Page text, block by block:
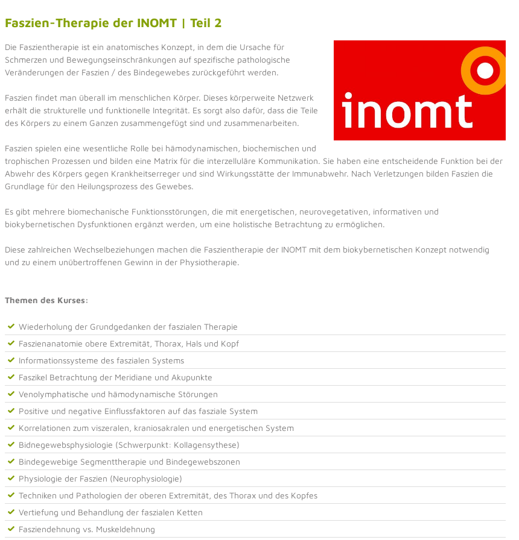
Faszien-Therapie der INOMT | Teil 2
Die Faszientherapie ist ein anatomisches Konzept, in dem die Ursache für
Schmerzen und Bewegungseinschränkungen auf spezifische pathologische
Veränderungen der Faszien / des Bindegewebes zurückgeführt werden.
Faszien findet man überall im menschlichen Körper. Dieses körperweite Netzwerk
erhält die strukturelle und funktionelle Integrität. Es sorgt also dafür, dass die Teile
des Körpers zu einem Ganzen zusammengefügt sind und zusammenarbeiten.
Faszien spielen eine wesentliche Rolle bei hämodynamischen, biochemischen und
trophischen Prozessen und bilden eine Matrix für die interzelluläre Kommunikation. Sie haben eine entscheidende Funktion bei der
Abwehr des Körpers gegen Krankheitserreger und sind Wirkungsstätte der Immunabwehr. Nach Verletzungen bilden Faszien die
Grundlage für den Heilungsprozess des Gewebes.
Es gibt mehrere biomechanische Funktionsstörungen, die mit energetischen, neurovegetativen, informativen und
biokybernetischen Dysfunktionen ergänzt werden, um eine holistische Betrachtung zu ermöglichen.
Diese zahlreichen Wechselbeziehungen machen die Faszientherapie der INOMT mit dem biokybernetischen Konzept notwendig
und zu einem unübertroffenen Gewinn in der Physiotherapie.
Themen des Kurses:
Wiederholung der Grundgedanken der faszialen Therapie
Faszienanatomie obere Extremität, Thorax, Hals und Kopf
Informationssysteme des faszialen Systems
Faszikel Betrachtung der Meridiane und Akupunkte
Venolymphatische und hämodynamische Störungen
Positive und negative Einflussfaktoren auf das fasziale System
Korrelationen zum viszeralen, kraniosakralen und energetischen System
Bidnegewebsphysiologie (Schwerpunkt: Kollagensythese)
Bindegewebige Segmenttherapie und Bindegewebszonen
Physiologie der Faszien (Neurophysiologie)
Techniken und Pathologien der oberen Extremität, des Thorax und des Kopfes
Vertiefung und Behandlung der faszialen Ketten
Fasziendehnung vs. Muskeldehnung